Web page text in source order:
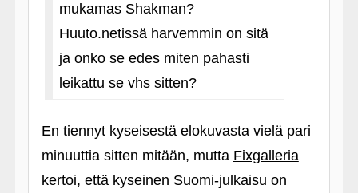
mukamas Shakman?
Huuto.netissä harvemmin on sitä
ja onko se edes miten pahasti
leikattu se vhs sitten?
En tiennyt kyseisestä elokuvasta vielä pari
minuuttia sitten mitään, mutta Fixgalleria
kertoi, että kyseinen Suomi-julkaisu on